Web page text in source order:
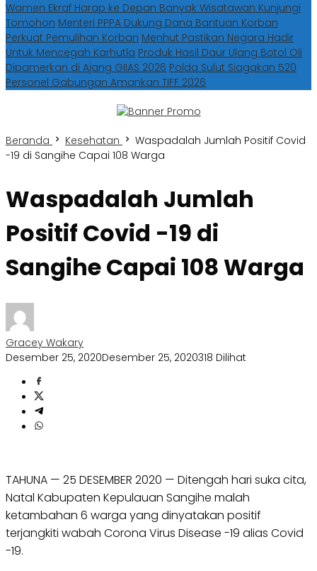
Wamen Ekraf Harap ke Depan Banyak Wisatawan Kunjungi
Tomohon Menteri PPPA Dukung Dana Bantuan Korban
Perkuat Pemulihan Korban Menhut Pastikan Negara Hadir
Untuk Mencegah Karhutla Produk Hasil Daur Ulang Botol Oli
Dipamerkan di Ajang GIIAS 2026 Polda Sulut Siagakan 520
Personel Gabungan Amankan TIFF 2026
Beranda Kesehatan
Waspadalah Jumlah Positif Covid
-19 di Sangihe Capai 108 Warga
Waspadalah Jumlah
Positif Covid -19 di
Sangihe Capai 108 Warga
Gracey Wakary
Desember 25, 2020Desember 25, 2020318 Dilihat
TAHUNA — 25 DESEMBER 2020 — Ditengah hari suka cita,
Natal Kabupaten Kepulauan Sangihe malah
ketambahan 6 warga yang dinyatakan positif
terjangkiti wabah Corona Virus Disease -19 alias Covid
-19.